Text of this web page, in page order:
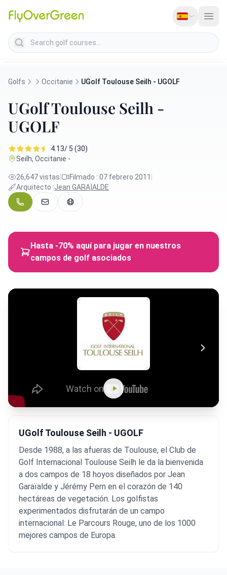
Search golf courses
Golfs Occitanie UGolf Toulouse Seilh - UGOLF
UGolf Toulouse Seilh -
UGOLF
4.13/ 5 (30)
Seilh, Occitanie -
26,647 vistas Filmado : 07 febrero 2011
Arquitecto :Jean GARAÏALDE
Hasta -70% aquí para jugar en nuestros
campos de golf asociados
UGolf Toulouse Seilh - UGOLF
Desde 1988, a las afueras de Toulouse, el Club de
Golf Internacional Toulouse Seilh le da la bienvenida
a dos campos de 18 hoyos diseñados por Jean
Garaïalde y Jérémy Pern en el corazón de 140
hectáreas de vegetación. Los golfistas
experimentados disfrutarán de un campo
internacional: Le Parcours Rouge, uno de los 1000
mejores campos de Europa.